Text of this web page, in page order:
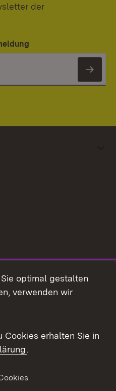
der
optimal gestalten
verwenden wir
Cookies erhalten Sie in
.